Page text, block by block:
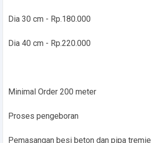
Dia 30 cm - Rp.180.000
Dia 40 cm - Rp.220.000
Minimal Order 200 meter
Proses pengeboran
Pemasangan besi beton dan pipa tremie